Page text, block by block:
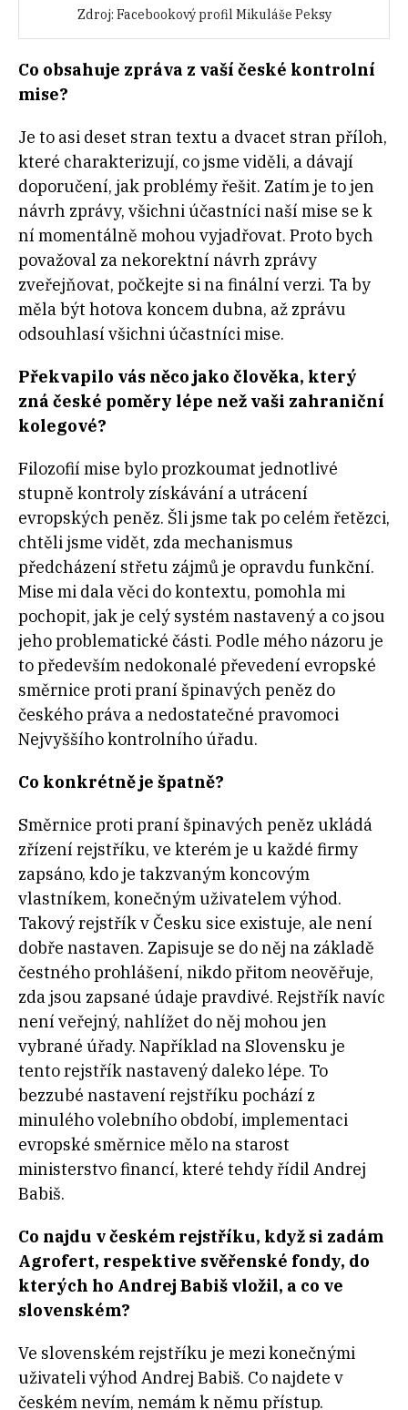
Zdroj: Facebookový profil Mikuláše Peksy
Co obsahuje zpráva z vaší české kontrolní
mise?
Je to asi deset stran textu a dvacet stran příloh,
které charakterizují, co jsme viděli, a dávají
doporučení, jak problémy řešit. Zatím je to jen
návrh zprávy, všichni účastníci naší mise se k
ní momentálně mohou vyjadřovat. Proto bych
považoval za nekorektní návrh zprávy
zveřejňovat, počkejte si na finální verzi. Ta by
měla být hotova koncem dubna, až zprávu
odsouhlasí všichni účastníci mise.
Překvapilo vás něco jako člověka, který
zná české poměry lépe než vaši zahraniční
kolegové?
Filozofií mise bylo prozkoumat jednotlivé
stupně kontroly získávání a utrácení
evropských peněz. Šli jsme tak po celém řetězci,
chtěli jsme vidět, zda mechanismus
předcházení střetu zájmů je opravdu funkční.
Mise mi dala věci do kontextu, pomohla mi
pochopit, jak je celý systém nastavený a co jsou
jeho problematické části. Podle mého názoru je
to především nedokonalé převedení evropské
směrnice proti praní špinavých peněz do
českého práva a nedostatečné pravomoci
Nejvyššího kontrolního úřadu.
Co konkrétně je špatně?
Směrnice proti praní špinavých peněz ukládá
zřízení rejstříku, ve kterém je u každé firmy
zapsáno, kdo je takzvaným koncovým
vlastníkem, konečným uživatelem výhod.
Takový rejstřík v Česku sice existuje, ale není
dobře nastaven. Zapisuje se do něj na základě
čestného prohlášení, nikdo přitom neověřuje,
zda jsou zapsané údaje pravdivé. Rejstřík navíc
není veřejný, nahlížet do něj mohou jen
vybrané úřady. Například na Slovensku je
tento rejstřík nastavený daleko lépe. To
bezzubé nastavení rejstříku pochází z
minulého volebního období, implementaci
evropské směrnice mělo na starost
ministerstvo financí, které tehdy řídil Andrej
Babiš.
Co najdu v českém rejstříku, když si zadám
Agrofert, respektive svěřenské fondy, do
kterých ho Andrej Babiš vložil, a co ve
slovenském?
Ve slovenském rejstříku je mezi konečnými
uživateli výhod Andrej Babiš. Co najdete v
českém nevím, nemám k němu přístup.